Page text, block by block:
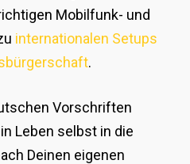
Mobilfunk- und
internationalen Setups
.
Vorschriften
Leben selbst in die
Deinen eigenen